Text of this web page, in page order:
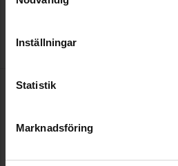
Inställningar
Statistik
Marknadsföring